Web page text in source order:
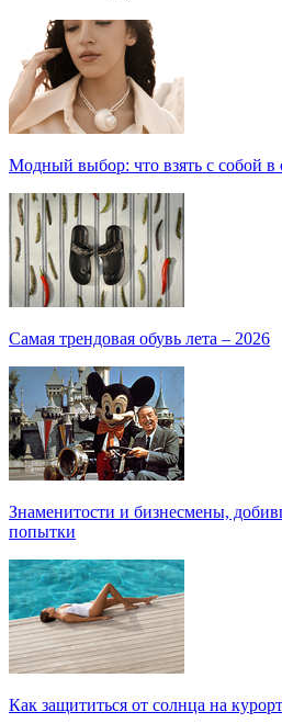
Модный выбор: что взять с собой в
Самая трендовая обувь лета – 2026
Знаменитости и бизнесмены,
попытки
Как защититься от солнца на